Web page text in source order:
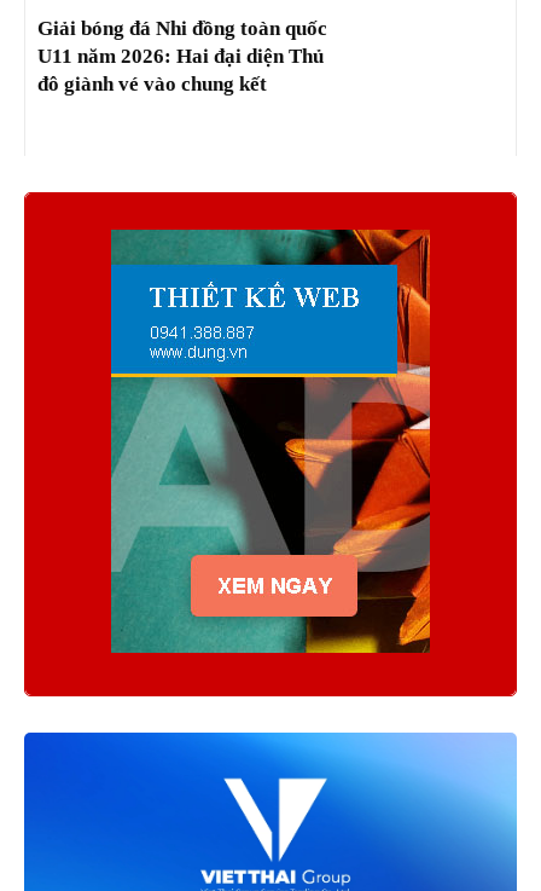
Giải bóng đá Nhi đồng toàn quốc
U11 năm 2026: Hai đại diện Thủ
đô giành vé vào chung kết